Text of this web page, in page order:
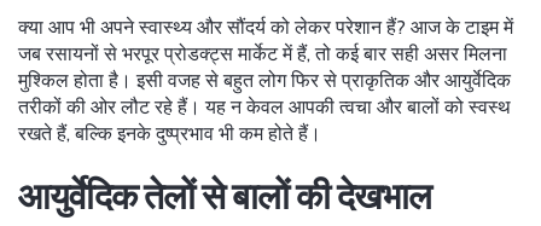
क्या आप भी अपने स्वास्थ्य और सौंदर्य को लेकर परेशान हैं? आज के टाइम में
जब रसायनों से भरपूर प्रोडक्ट्स मार्केट में हैं, तो कई बार सही असर मिलना
मुश्किल होता है। इसी वजह से बहुत लोग फिर से प्राकृतिक और आयुर्वेदिक
तरीकों की ओर लौट रहे हैं। यह न केवल आपकी त्वचा और बालों को स्वस्थ
रखते हैं, बल्कि इनके दुष्प्रभाव भी कम होते हैं।
आयुर्वेदिक तेलों से बालों की देखभाल